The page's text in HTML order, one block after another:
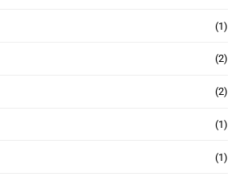
(1)
(2)
(2)
(1)
(1)